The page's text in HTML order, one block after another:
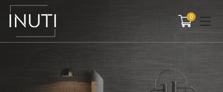
Main Navigation
0